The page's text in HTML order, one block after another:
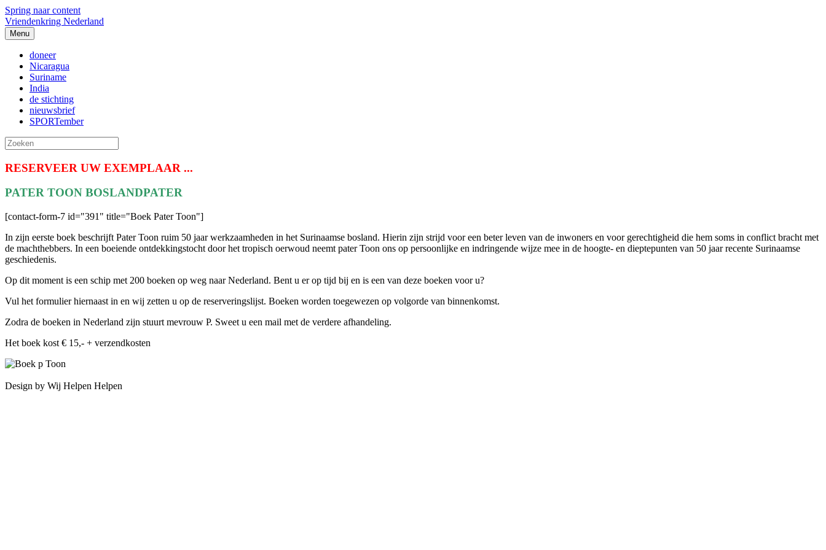
Spring naar content
Vriendenkring Nederland
Menu
doneer
Nicaragua
Suriname
India
de stichting
nieuwsbrief
SPORTember
RESERVEER UW EXEMPLAAR ...
PATER TOON BOSLANDPATER
[contact-form-7 id="391" title="Boek Pater Toon"]
In zijn eerste boek beschrijft Pater Toon ruim 50 jaar werkzaamheden in het Surinaamse bosland. Hierin zijn strijd voor een beter leven van de inwoners en voor gerechtigheid die hem soms in conflict bracht met
de machthebbers. In een boeiende ontdekkingstocht door het tropisch oerwoud neemt pater Toon ons op persoonlijke en indringende wijze mee in de hoogte- en dieptepunten van 50 jaar recente Surinaamse
geschiedenis.
Op dit moment is een schip met 200 boeken op weg naar Nederland. Bent u er op tijd bij en is een van deze boeken voor u?
Vul het formulier hiernaast in en wij zetten u op de reserveringslijst. Boeken worden toegewezen op volgorde van binnenkomst.
Zodra de boeken in Nederland zijn stuurt mevrouw P. Sweet u een mail met de verdere afhandeling.
Het boek kost € 15,- + verzendkosten
Design by Wij Helpen Helpen